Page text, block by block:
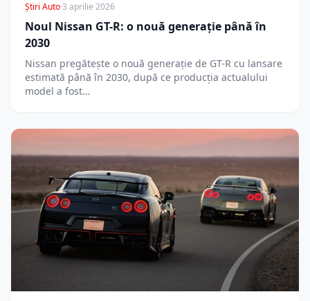
Știri Auto·3 aprilie 2026
Noul Nissan GT-R: o nouă generație până în
2030
Nissan pregătește o nouă generație de GT-R cu lansare
estimată până în 2030, după ce producția actualului
model a fost…